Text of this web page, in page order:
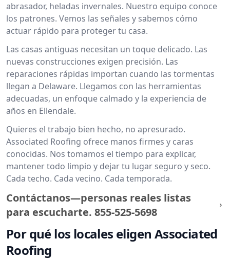
abrasador, heladas invernales. Nuestro equipo conoce
los patrones. Vemos las señales y sabemos cómo
actuar rápido para proteger tu casa.
Las casas antiguas necesitan un toque delicado. Las
nuevas construcciones exigen precisión. Las
reparaciones rápidas importan cuando las tormentas
llegan a Delaware. Llegamos con las herramientas
adecuadas, un enfoque calmado y la experiencia de
años en Ellendale.
Quieres el trabajo bien hecho, no apresurado.
Associated Roofing ofrece manos firmes y caras
conocidas. Nos tomamos el tiempo para explicar,
mantener todo limpio y dejar tu lugar seguro y seco.
Cada techo. Cada vecino. Cada temporada.
Contáctanos—personas reales listas
para escucharte. 855-525-5698
Por qué los locales eligen Associated
Roofing